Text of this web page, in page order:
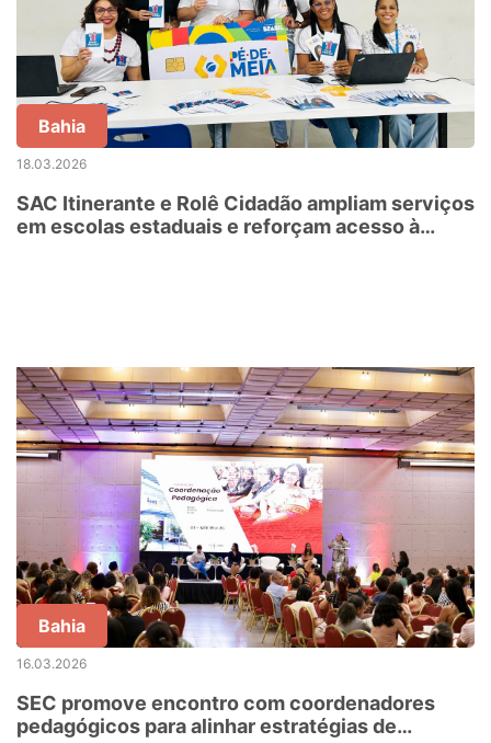
Bahia
18.03.2026
SAC Itinerante e Rolê Cidadão ampliam serviços
em escolas estaduais e reforçam acesso à
Bahia
16.03.2026
SEC promove encontro com coordenadores
pedagógicos para alinhar estratégias de